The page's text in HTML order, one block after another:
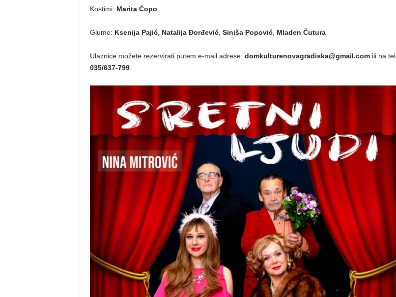
Kostimi: Marita Ćopo
Glume: Ksenija Pajić, Natalija Đorđević, Siniša Popović, Mladen Čutura
Ulaznice možete rezervirati putem e-mail adrese: domkulturenovagradiska@gmail.comili na tel.
035/637-799.